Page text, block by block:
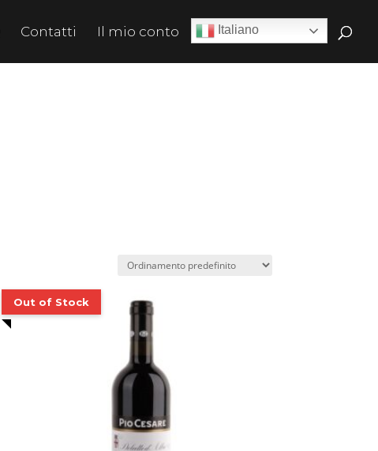
Contatti Il mio conto Italiano